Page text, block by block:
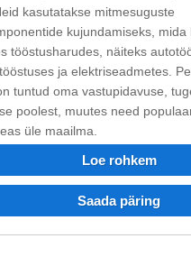
kasutatakse mitmesuguste
kujundamiseks, mida
tööstusharudes, näiteks
ja elektriseadmetes.
tuntud oma vastupidavuse,
poolest, muutes need
üle maailma.
Loe rohkem
Saada päring